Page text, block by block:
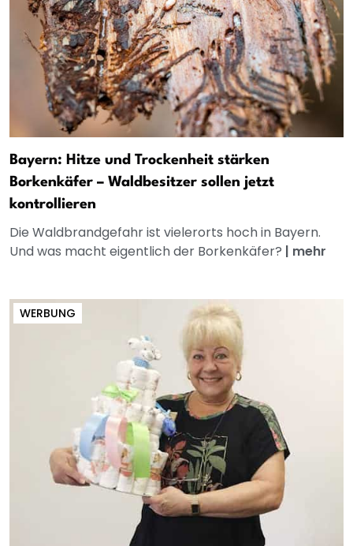
Bayern: Hitze und Trockenheit stärken
Borkenkäfer – Waldbesitzer sollen jetzt
kontrollieren
Die Waldbrandgefahr ist vielerorts hoch in Bayern.
Und was macht eigentlich der Borkenkäfer? | mehr
WERBUNG